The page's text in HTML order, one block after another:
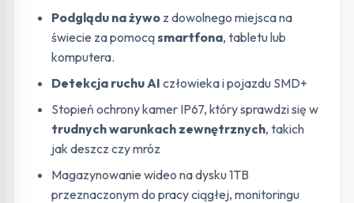
Podglądu na żywo z dowolnego miejsca na
świecie za pomocąsmartfona, tabletu lub
komputera.
Detekcja ruchu AI człowieka i pojazdu SMD+
Stopień ochrony kamer IP67, który sprawdzi się w
trudnych warunkach zewnętrznych, takich
jak deszcz czy mróz
Magazynowanie wideo na dysku 1TB
przeznaczonym do pracy ciągłej, monitoringu